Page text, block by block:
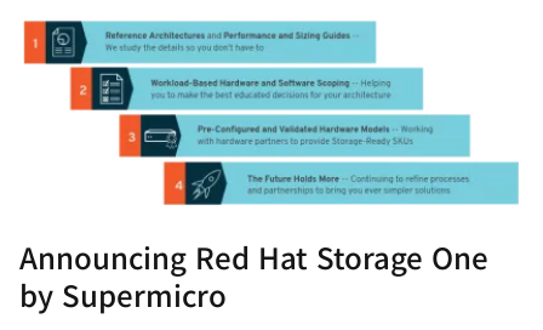
Announcing Red Hat Storage One
by Supermicro